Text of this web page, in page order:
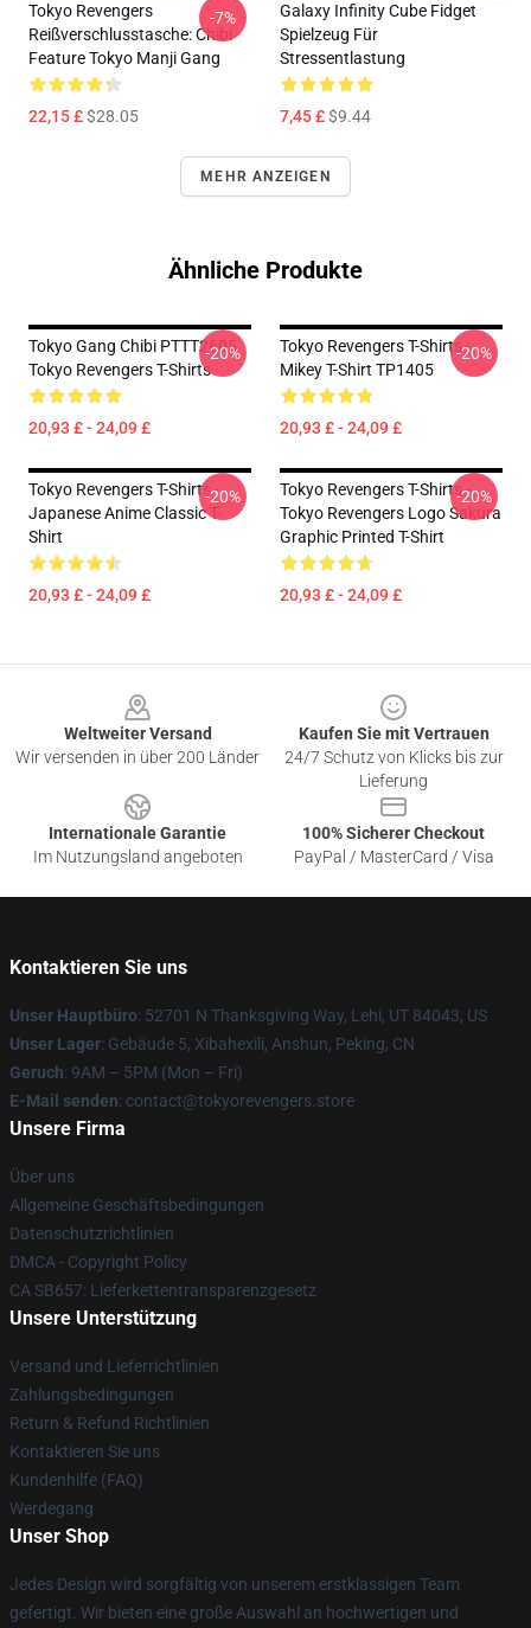
Tokyo Revengers
Reißverschlusstasche: Chibi
Feature Tokyo Manji Gang
22,15 £$28.05
-7%
Galaxy Infinity Cube Fidget
Spielzeug Für
Stressentlastung
7,45 £$9.44
MEHR ANZEIGEN
Ähnliche Produkte
Tokyo Gang Chibi PTTT2605
Tokyo Revengers T-Shirts
20,93 £ - 24,09 £
-20%
Tokyo Revengers T-Shirts -
Mikey T-Shirt TP1405
20,93 £ - 24,09 £
-20%
Tokyo Revengers T-Shirts -
Japanese Anime Classic T-
Shirt
20,93 £ - 24,09 £
-20%
Tokyo Revengers T-Shirts -
Tokyo Revengers Logo Sakura
Graphic Printed T-Shirt
20,93 £ - 24,09 £
-20%
Weltweiter Versand
Wir versenden in über 200 Länder
Kaufen Sie mit Vertrauen
24/7 Schutz von Klicks bis zur
Lieferung
Internationale Garantie
Im Nutzungsland angeboten
100% Sicherer Checkout
PayPal / MasterCard / Visa
Kontaktieren Sie uns
Unser Hauptbüro: 52701 N Thanksgiving Way, Lehi, UT 84043, US
Unser Lager: Gebäude 5, Xibahexili, Anshun, Peking, CN
Geruch: 9AM – 5PM (Mon – Fri)
E-Mail senden: contact@tokyorevengers.store
Unsere Firma
Über uns
Allgemeine Geschäftsbedingungen
Datenschutzrichtlinien
DMCA - Copyright Policy
CA SB657: Lieferkettentransparenzgesetz
Unsere Unterstützung
Versand und Lieferrichtlinien
Zahlungsbedingungen
Return & Refund Richtlinien
Kontaktieren Sie uns
Kundenhilfe (FAQ)
Werdegang
Unser Shop
Jedes Design wird sorgfältig von unserem erstklassigen Team
gefertigt. Wir bieten eine große Auswahl an hochwertigen und